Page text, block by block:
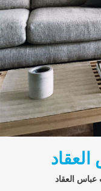
العقاد